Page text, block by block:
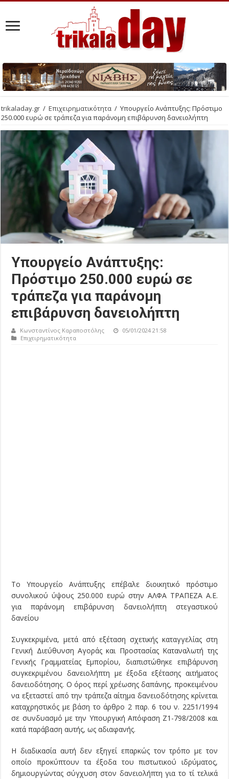
trikaladay.gr / Επιχειρηματικότητα / Υπουργείο Ανάπτυξης: Πρόστιμο
250.000 ευρώ σε τράπεζα για παράνομη επιβάρυνση δανειολήπτη
Υπουργείο Ανάπτυξης:
Πρόστιμο 250.000 ευρώ σε
τράπεζα για παράνομη
επιβάρυνση δανειολήπτη
Κωνσταντίνος Καραποστόλης
05/01/2024 21:58
Επιχειρηματικότητα
Το Υπουργείο Ανάπτυξης επέβαλε διοικητικό πρόστιμο
συνολικού ύψους 250.000 ευρώ στην ΑΛΦΑ ΤΡΑΠΕΖΑ Α.Ε.
για παράνομη επιβάρυνση δανειολήπτη στεγαστικού
δανείου
Συγκεκριμένα, μετά από εξέταση σχετικής καταγγελίας στη
Γενική Διεύθυνση Αγοράς και Προστασίας Καταναλωτή της
Γενικής Γραμματείας Εμπορίου, διαπιστώθηκε επιβάρυνση
συγκεκριμένου δανειολήπτη με έξοδα εξέτασης αιτήματος
δανειοδότησης. Ο όρος περί χρέωσης δαπάνης, προκειμένου
να εξεταστεί από την τράπεζα αίτημα δανειοδότησης κρίνεται
καταχρηστικός με βάση το άρθρο 2 παρ. 6 του ν. 2251/1994
σε συνδυασμό με την Υπουργική Απόφαση Ζ1-798/2008 και
κατά παράβαση αυτής, ως αδιαφανής.
Η διαδικασία αυτή δεν εξηγεί επαρκώς τον τρόπο με τον
οποίο προκύπτουν τα έξοδα του πιστωτικού ιδρύματος,
δημιουργώντας σύγχυση στον δανειολήπτη για το τί τελικά